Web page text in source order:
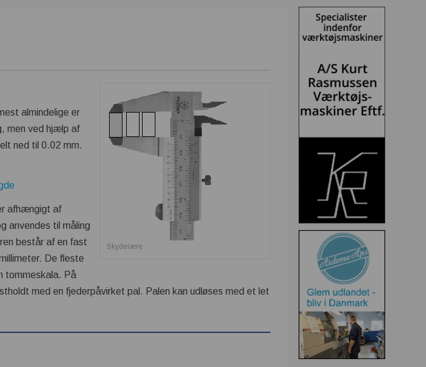
Skydelære
almindelige er
men ved hjælp af
ned til 0.02 mm.
afhængigt af
anvendes til måling
består af en fast
De fleste
tommeskala. På
med en fjederpåvirket pal. Palen kan udløses med et let